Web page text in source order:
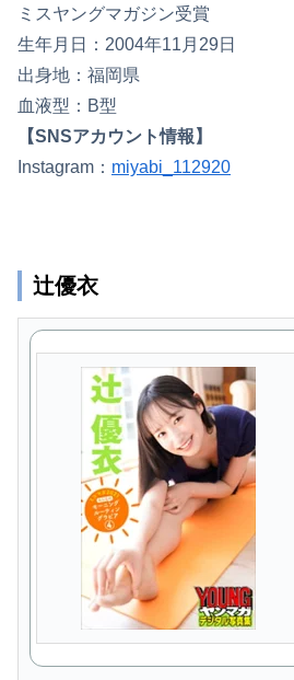
ミスヤングマガジン受賞
生年月日：2004年11月29日
出身地：福岡県
血液型：B型
【SNSアカウント情報】
Instagram： miyabi_112920
辻優衣